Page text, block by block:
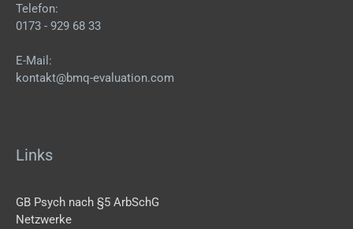
Telefon:
0173 - 929 68 33
E-Mail:
kontakt@bmq-evaluation.com
Links
GB Psych nach §5 ArbSchG
Netzwerke